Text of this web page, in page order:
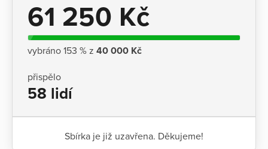
61 250 Kč
vybráno 153 % z 40 000 Kč
přispělo
58 lidí
Sbírka je již uzavřena. Děkujeme!